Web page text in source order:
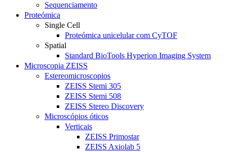
Sequenciamento
Proteómica
Single Cell
Proteómica unicelular com CyTOF
Spatial
Standard BioTools Hyperion Imaging System
Microscopia ZEISS
Estereomicroscopios
ZEISS Stemi 305
ZEISS Stemi 508
ZEISS Stereo Discovery
Microscópios óticos
Verticais
ZEISS Primostar
ZEISS Axiolab 5